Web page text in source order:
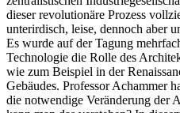
dieser revolutionäre Prozess
unterirdisch, leise, dennoch aber
Es wurde auf der Tagung
Technologie die Rolle des
wie zum Beispiel in der
Gebäudes. Professor Achammer
die notwendige Veränderung der